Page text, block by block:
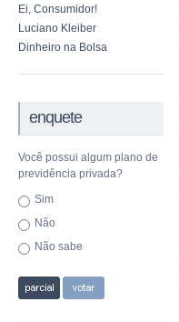
Ei, Consumidor!
Luciano Kleiber
Dinheiro na Bolsa
enquete
Você possui algum plano de
previdência privada?
Sim
Não
Não sabe